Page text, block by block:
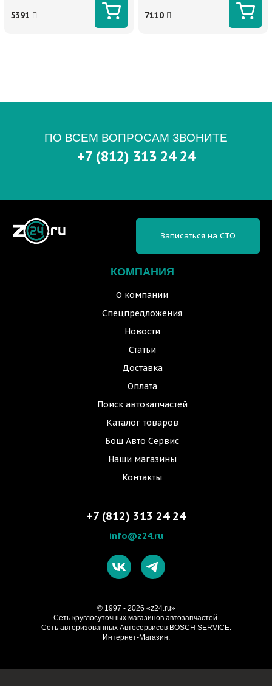
5391 7110
ПО ВСЕМ ВОПРОСАМ ЗВОНИТЕ
+7 (812) 313 24 24
КОМПАНИЯ
О компании
Спецпредложения
Новости
Статьи
Доставка
Оплата
Поиск автозапчастей
Каталог товаров
Бош Авто Сервис
Наши магазины
Контакты
Записаться на СТО
+7 (812) 313 24 24
info@z24.ru
© 1997 - 2026 «z24.ru»
Cеть круглосуточных магазинов автозапчастей.
Сеть авторизованных Автосервисов BOSCH SERVICE.
Интернет-Магазин.